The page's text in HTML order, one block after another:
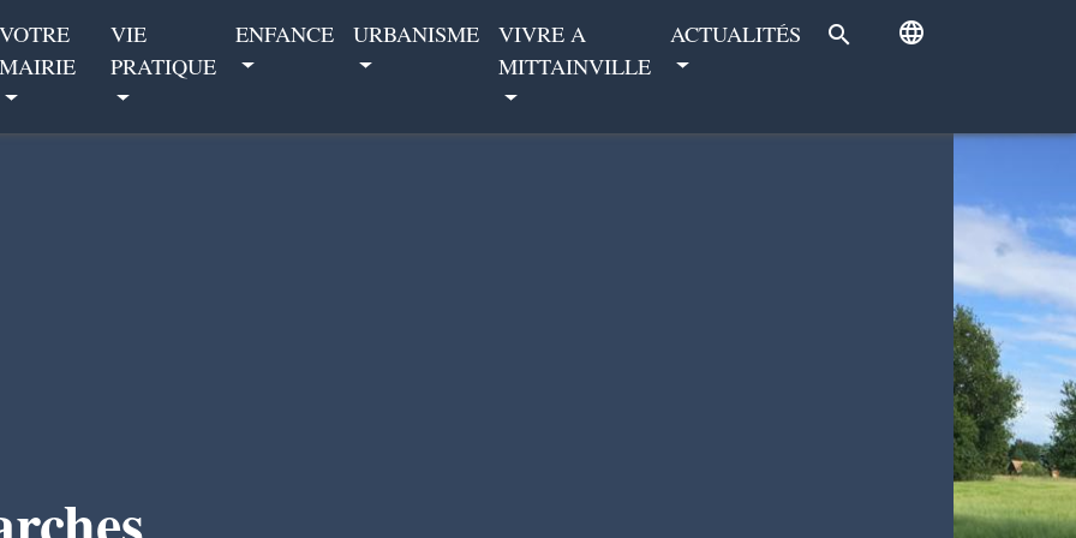
VOTRE
MAIRIE
VIE
PRATIQUE
ENFANCE URBANISME
VIVRE A
MITTAINVILLE
ACTUALITÉS search language